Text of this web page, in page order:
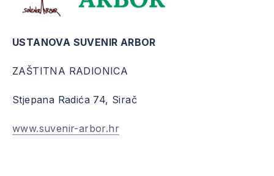
USTANOVA SUVENIR ARBOR
ZAŠTITNA RADIONICA
Stjepana Radića 74, Sirač
www.suvenir-arbor.hr